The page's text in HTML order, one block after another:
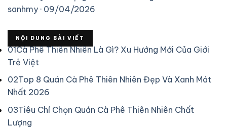
sanhmy · 09/04/2026
NỘI DUNG BÀI VIẾT
01Cà Phê Thiên Nhiên Là Gì? Xu Hướng Mới Của Giới
Trẻ Việt
02Top 8 Quán Cà Phê Thiên Nhiên Đẹp Và Xanh Mát
Nhất 2026
03Tiêu Chí Chọn Quán Cà Phê Thiên Nhiên Chất
Lượng